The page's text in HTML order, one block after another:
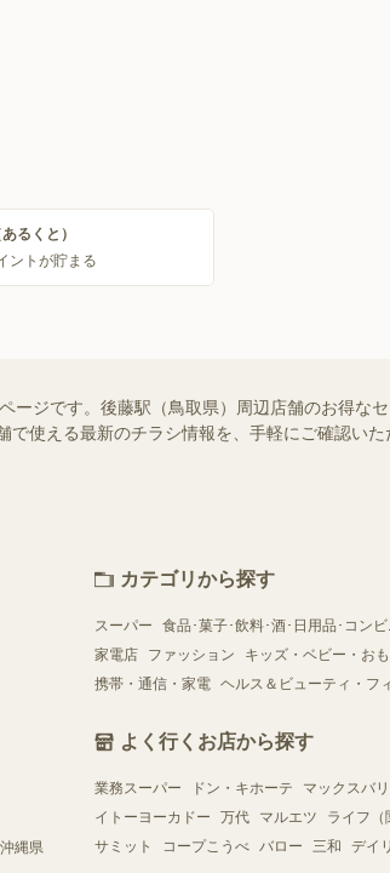
るくと）
ントが貯まる
ジです。後藤駅（鳥取県）周辺店舗のお得な
使える最新のチラシ情報を、手軽にご確認い
沖縄県
カテゴリから探す
スーパー 食品･菓子･飲料･酒･日用品･コンビ
家電店
ファッション キッズ・ベビー・お
携帯・通信・家電 ヘルス＆ビューティ・フ
よく行くお店から探す
業務スーパー ドン・キホーテ マックスバ
イトーヨーカドー
万代 マルエツ ライフ（
サミット
コープこうべ バロー 三和 デイ